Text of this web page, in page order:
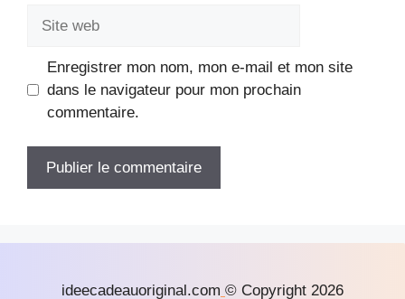
Enregistrer mon nom, mon e-mail et mon site
dans le navigateur pour mon prochain
commentaire.
ideecadeauoriginal.com © Copyright 2026